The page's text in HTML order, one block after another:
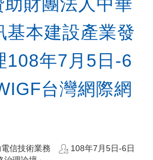
基本建設產業發
108年7月5日-6
台灣網際網
信技術業務
108年7月5日-6日